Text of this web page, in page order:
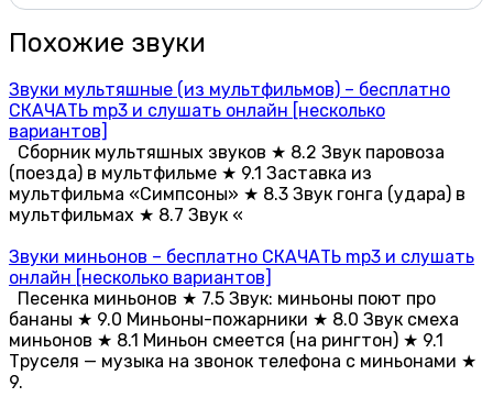
Похожие звуки
Звуки мультяшные (из мультфильмов) – бесплатно
СКАЧАТЬ mp3 и слушать онлайн [несколько
вариантов]
Сборник мультяшных звуков ★ 8.2 Звук паровоза
(поезда) в мультфильме ★ 9.1 Заставка из
мультфильма «Симпсоны» ★ 8.3 Звук гонга (удара) в
мультфильмах ★ 8.7 Звук «
Звуки миньонов – бесплатно СКАЧАТЬ mp3 и слушать
онлайн [несколько вариантов]
Песенка миньонов ★ 7.5 Звук: миньоны поют про
бананы ★ 9.0 Миньоны-пожарники ★ 8.0 Звук смеха
миньонов ★ 8.1 Миньон смеется (на рингтон) ★ 9.1
Труселя — музыка на звонок телефона с миньонами ★
9.